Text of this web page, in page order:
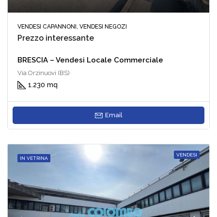
VENDESI CAPANNONI, VENDESI NEGOZI
Prezzo interessante
BRESCIA – Vendesi Locale Commerciale
Via Orzinuovi (BS)
1.230 mq
Email
IN VETRINA
VENDESI